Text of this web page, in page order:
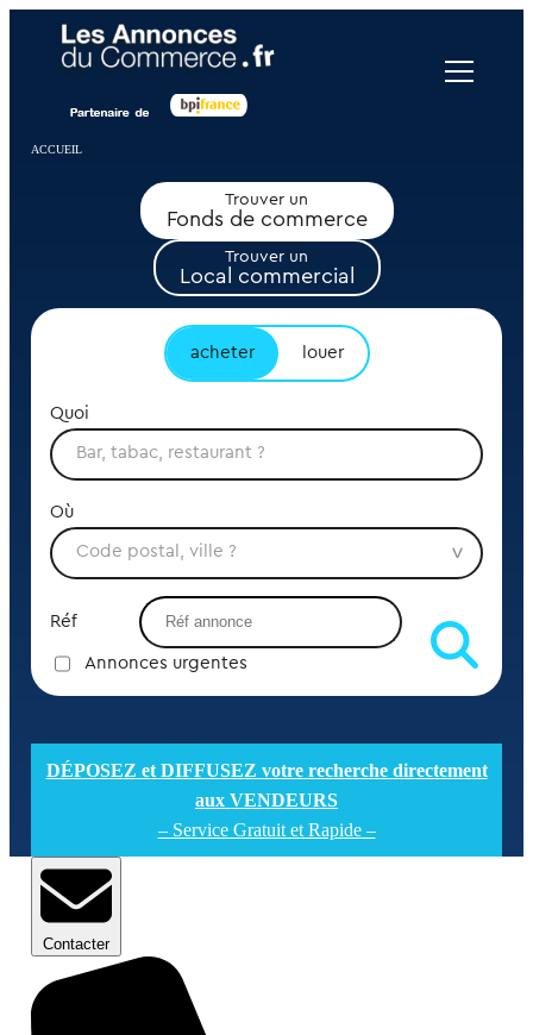
ACCUEIL
Trouver un
Fonds de commerce
Trouver un
Local commercial
acheter louer
Quoi
Où
Réf
Annonces urgentes
DÉPOSEZ et DIFFUSEZ votre recherche directement
aux VENDEURS
– Service Gratuit et Rapide –
Contacter
Panneau de gestion des cookies